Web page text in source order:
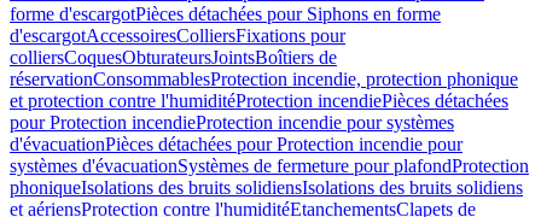
forme d'escargotPièces détachées pour Siphons en forme
d'escargotAccessoiresColliersFixations pour
colliersCoquesObturateursJointsBoîtiers de
réservationConsommablesProtection incendie, protection phonique
et protection contre l'humiditéProtection incendiePièces détachées
pour Protection incendieProtection incendie pour systèmes
d'évacuationPièces détachées pour Protection incendie pour
systèmes d'évacuationSystèmes de fermeture pour plafondProtection
phoniqueIsolations des bruits solidiensIsolations des bruits solidiens
et aériensProtection contre l'humiditéEtanchementsClapets de